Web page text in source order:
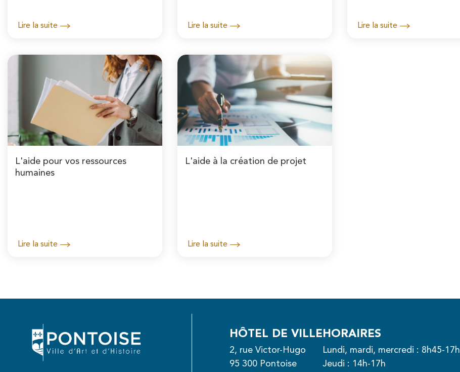
Lire la suite Lire la suite Lire la suite
L'aide pour vos ressources
humaines
Lire la suite
L'aide à la création de projet
Lire la suite
HÔTEL DE VILLE
2, rue Victor-Hugo
95 300 Pontoise
HORAIRES
Lundi, mardi, mercredi : 8h45-17h
Jeudi : 14h-17h